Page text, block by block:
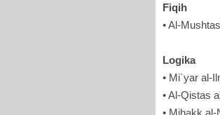
Fiqih
• Al-
Logika
• Mi`yar al-
• Al-Qistas
• Mihakk